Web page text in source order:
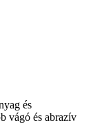
és
vágó és abrazív